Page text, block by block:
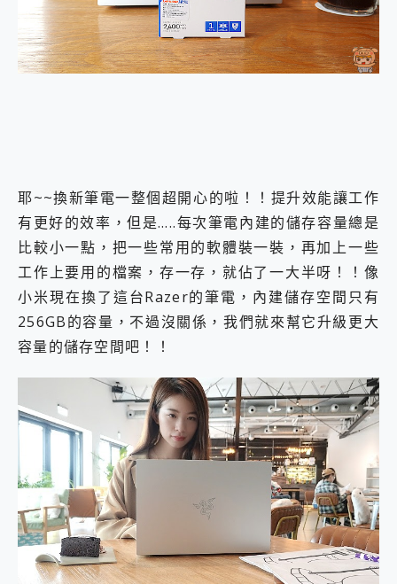
小巧好吸不擋鏡頭 有Qi2認證的 ONPRO MagReact MXs2 5000mAh薄型磁吸無線急速行動電源 開箱 評測
會走動的冷暖氣 SONY REON POCKET PRO 穿戴式智慧冷暖調溫裝置 開箱 評測
寶可夢飛人外掛iToolab AnyGo全新升級，GO Fest 五折優惠嗨翻天！支援 iOS/Android！
您的專屬AI 助手 Yoga Slim 7 Aura Edition 觸控AI筆電 開箱 評測
realme 14 Pro 超硬軍規、冰感變色實測，realme 14 5G 遊戲戰鬥值爆表，效能x娛樂全都要！
iPhone、Apple Watch、AirPods耳機 三個設備充電一起搞定 ONPRO MagReact™ M3 3 in 1可攜摺疊無線充電器 開箱 評測
好玩好拍 vivo V50 ~ 口袋裡的 Zeiss 潮流攝影棚!
25種洗烘模式一機搞定! Roborock 衣莉莎白 H1 Neo分子篩洗脫烘 AI 滾筒洗衣機
給 MSI Claw 系列電競掌機 最完美的家 MSI Nest Docking Station 掌機專屬擴充底座 開箱 評測
EaseUS Vocal Remover 免費線上去聲器一鍵去除人聲 人聲 音樂分離 2024 消除人聲推薦
3 個超值 MHN 飛人工具分享~~ iToolab AnyGo 魔物獵人 Now飛人 ios教學 不出門也可以到處走
Locawhere AnyTo 寶可夢飛人 AnyTo 不出門也可以飛遍全世界
小體積 40000mAh 超大容量 一次充5個設備 充好充滿 CUKTECH 酷態科 300W 微型充電站 開箱 評測
97.3% 恢復率，資料救援就是這麼簡單 EaseUS Data Recovery Wizard Free 18.0.0 業界最好的資料救援軟體
Xiaomi 14 Ultra 開箱 評測~ 有深度的 Leica 影像旗艦手機! 加碼小旗艦 Xiaomi 14 開箱 評測
MSI Claw 掌機專屬配件包 來囉 完美保護 MSI Claw A1M-026TW 電競掌機
人像旗艦 vivo V30 系列 開箱 評測! 首搭蔡司光學鏡頭、攝影棚級柔光環、拍攝功能最好玩的美拍神機 vivo V30 Pro
耶~~換新筆電一整個超開心的啦！！提升效能讓工作
有更好的效率，但是…..每次筆電內建的儲存容量總是
比較小一點，把一些常用的軟體裝一裝，再加上一些
工作上要用的檔案，存一存，就佔了一大半呀！！像
小米現在換了這台Razer的筆電，內建儲存空間只有
256GB的容量，不過沒關係，我們就來幫它升級更大
容量的儲存空間吧！！